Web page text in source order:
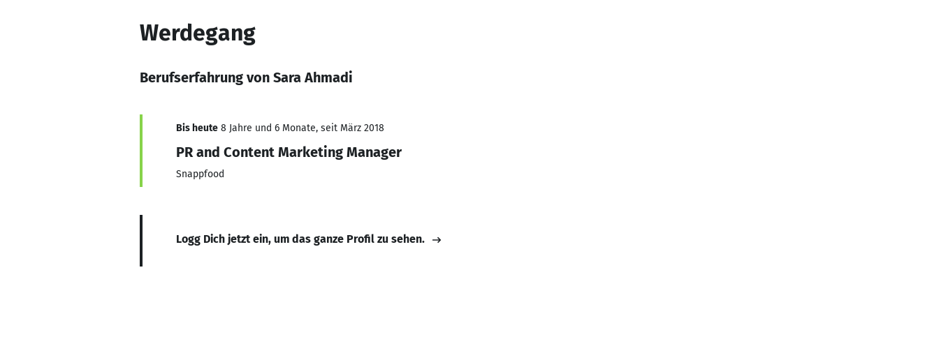
Werdegang
Berufserfahrung von Sara Ahmadi
Bis heute 8 Jahre und 6 Monate, seit März 2018
PR and Content Marketing Manager
Snappfood
Logg Dich jetzt ein, um das ganze Profil zu sehen.